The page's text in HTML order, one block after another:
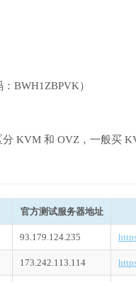
BWH1ZBPVK）
KVM 和 OVZ，一般买
官方测试服务器地址
93.179.124.235
173.242.113.114